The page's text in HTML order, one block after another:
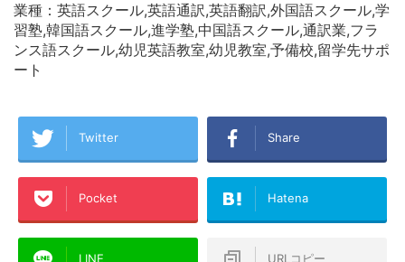
業種：英語スクール,英語通訳,英語翻訳,外国語スクール,学
習塾,韓国語スクール,進学塾,中国語スクール,通訳業,フラ
ンス語スクール,幼児英語教室,幼児教室,予備校,留学先サポ
ート
Twitter Share
Pocket Hatena
LINE URLコピー